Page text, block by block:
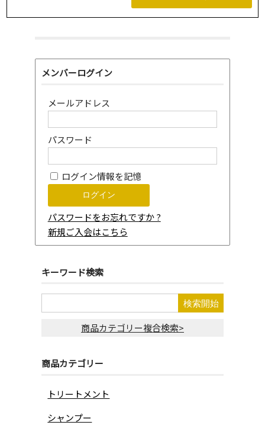
メンバーログイン
メールアドレス
パスワード
ログイン情報を記憶
パスワードをお忘れですか ?
新規ご入会はこちら
キーワード検索
商品カテゴリー複合検索>
商品カテゴリー
トリートメント
シャンプー